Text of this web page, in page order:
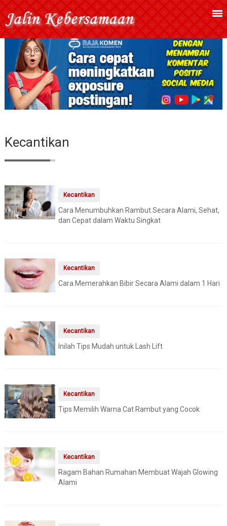
Kecantikan
Kecantikan
Cara Menumbuhkan Rambut Secara Alami, Sehat,
dan Cepat dalam Waktu Singkat
Kecantikan
Cara Memerahkan Bibir Secara Alami dalam 1 Hari
Kecantikan
Inilah Tips Mudah untuk Lash Lift
Kecantikan
Tips Memilih Warna Cat Rambut yang Cocok
Kecantikan
Ragam Bahan Rumahan Membuat Wajah Glowing
Alami